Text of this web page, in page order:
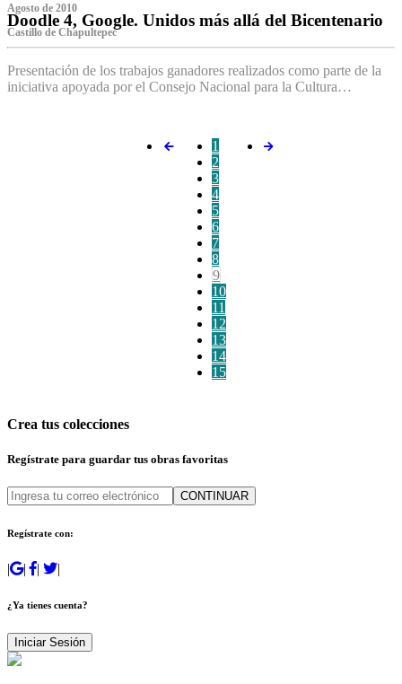
Agosto de 2010
Doodle 4, Google. Unidos más allá del Bicentenario
Castillo de Chapultepec
Presentación de los trabajos ganadores realizados como parte de la
iniciativa apoyada por el Consejo Nacional para la Cultura…
1
2
3
4
5
6
7
8
9
10
11
12
13
14
15
Crea tus colecciones
Regístrate para guardar tus obras favoritas
CONTINUAR
Regístrate con:
| | | |
¿Ya tienes cuenta?
Iniciar Sesión